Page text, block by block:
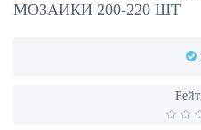
МОЗАИКИ 200-220 ШТ